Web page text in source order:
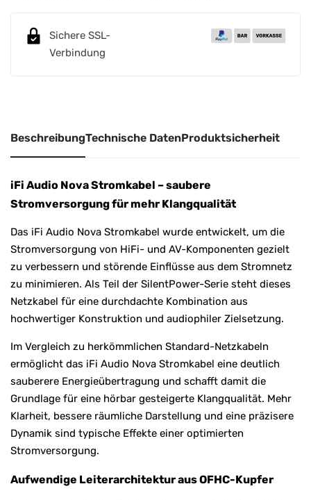
Sichere SSL-
Verbindung
BeschreibungTechnische DatenProduktsicherheit
iFi Audio Nova Stromkabel – saubere
Stromversorgung für mehr Klangqualität
Das iFi Audio Nova Stromkabel wurde entwickelt, um die
Stromversorgung von HiFi- und AV-Komponenten gezielt
zu verbessern und störende Einflüsse aus dem Stromnetz
zu minimieren. Als Teil der SilentPower-Serie steht dieses
Netzkabel für eine durchdachte Kombination aus
hochwertiger Konstruktion und audiophiler Zielsetzung.
Im Vergleich zu herkömmlichen Standard-Netzkabeln
ermöglicht das iFi Audio Nova Stromkabel eine deutlich
sauberere Energieübertragung und schafft damit die
Grundlage für eine hörbar gesteigerte Klangqualität. Mehr
Klarheit, bessere räumliche Darstellung und eine präzisere
Dynamik sind typische Effekte einer optimierten
Stromversorgung.
Aufwendige Leiterarchitektur aus OFHC-Kupfer